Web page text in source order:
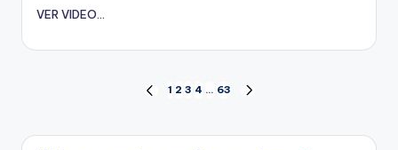
VER VIDEO...
Paginación
de
PÁGINA
1 2 3 4 … 63